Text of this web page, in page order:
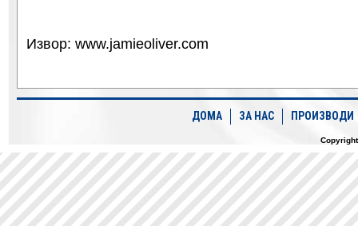
Извор: www.jamieoliver.com
ДОМА ЗА НАС ПРОИЗВОДИ